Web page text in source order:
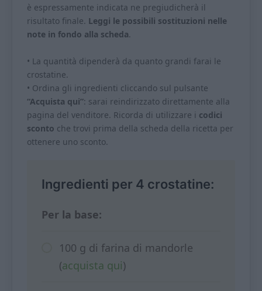
è espressamente indicata ne pregiudicherà il
risultato finale. Leggi le possibili sostituzioni nelle
note in fondo alla scheda.
• La quantità dipenderà da quanto grandi farai le
crostatine.
• Ordina gli ingredienti cliccando sul pulsante
“Acquista qui”: sarai reindirizzato direttamente alla
pagina del venditore. Ricorda di utilizzare i codici
sconto che trovi prima della scheda della ricetta per
ottenere uno sconto.
Ingredienti per 4 crostatine:
Per la base:
100 g di farina di mandorle
(acquista qui)